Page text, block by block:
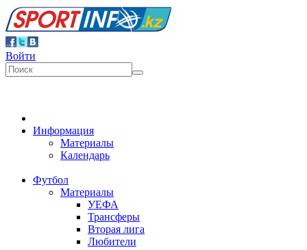
Войти
Информация
Материалы
Календарь
Футбол
Материалы
УЕФА
Трансферы
Вторая лига
Любители